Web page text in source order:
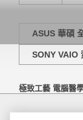
ASUS 華碩
SONY VAIO
極致工藝 電腦醫